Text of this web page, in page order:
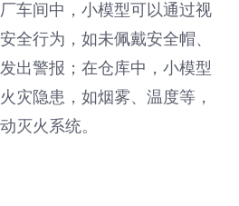
车间中，小模型可以通过视
全行为，如未佩戴安全帽、
出警报；在仓库中，小模型
灾隐患，如烟雾、温度等，
灭火系统。